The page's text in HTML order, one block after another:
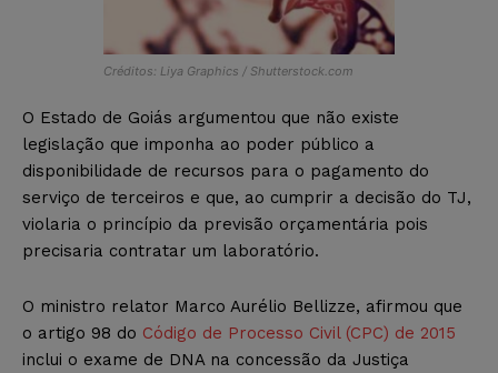
Créditos: Liya Graphics / Shutterstock.com
O Estado de Goiás argumentou que não existe
legislação que imponha ao poder público a
disponibilidade de recursos para o pagamento do
serviço de terceiros e que, ao cumprir a decisão do TJ,
violaria o princípio da previsão orçamentária pois
precisaria contratar um laboratório.
O ministro relator Marco Aurélio Bellizze, afirmou que
o artigo 98 do Código de Processo Civil (CPC) de 2015
inclui o exame de DNA na concessão da Justiça